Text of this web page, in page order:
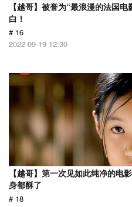
【越哥】被誉为“最浪漫的法国
白！
# 16
2022-09-19 12:30
【越哥】第一次见如此纯净的电
身都酥了
# 18